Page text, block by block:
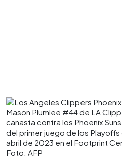
Mason Plumlee #44 de LA
canasta contra los Phoenix
del primer juego de los Playoffs
abril de 2023 en el Footprint
Foto: AFP